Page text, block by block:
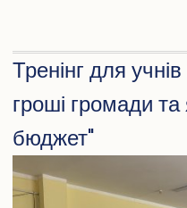
Загальна інформація
Інформація про вступ до
Інформаційний пакет
докторів наук
Вибіркові дисципліни
Тренінг для
гроші громади
бюджет"